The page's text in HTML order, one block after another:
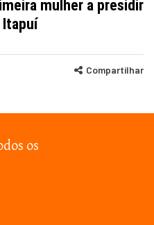
mulher a presidir
Itapuí
Compartilhar
os